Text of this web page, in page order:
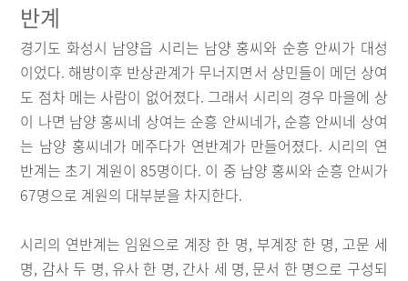
반계
경기도 화성시 남양읍 시리는 남양 홍씨와 순흥 안씨가 대성
이었다. 해방이후 반상관계가 무너지면서 상민들이 메던 상여
도 점차 메는 사람이 없어졌다. 그래서 시리의 경우 마을에 상
이 나면 남양 홍씨네 상여는 순흥 안씨네가, 순흥 안씨네 상여
는 남양 홍씨네가 메주다가 연반계가 만들어졌다. 시리의 연
반계는 초기 계원이 85명이다. 이 중 남양 홍씨와 순흥 안씨가
67명으로 계원의 대부분을 차지한다.
시리의 연반계는 임원으로 계장 한 명, 부계장 한 명, 고문 세
명, 감사 두 명, 유사 한 명, 간사 세 명, 문서 한 명으로 구성되